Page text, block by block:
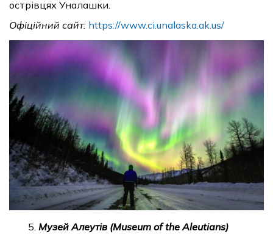
острівцях Уналашки.
Офіційний сайт: https://www.ci.unalaska.ak.us/
Музей Алеутів (Museum of the Aleutians)